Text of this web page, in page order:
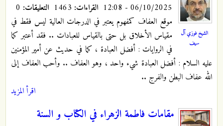
الشيخ فوزي آل
سيف
06/10/2025 - 12:08 القراءات: التعليقات:
موقع العفاف كمفهوم يعتبر في الدرجات العالية ليس فقط في
مقياس الأخلاق بل حتى بالقياس للعبادات .. فقد أعتبر كما
في الروايات : أفضل العبادة ، كما في حديث عن أمير المؤمنين
عليه السلام : أفضل العبادة شيء واحد ، وهو العفاف .. وأحب العفاف إلى
الله عفاف البطن والفرج ..
اقرأ المزيد
مقامات فاطمة الزهراء في الكتاب و السنة